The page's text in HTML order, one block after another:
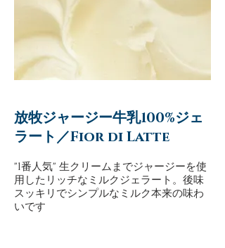
放牧ジャージー牛乳100%ジェ
ラート／Fior di Latte
"1番人気" 生クリームまでジャージーを使
用したリッチなミルクジェラート。後味
スッキリでシンプルなミルク本来の味わ
いです